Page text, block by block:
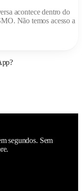
acontece dentro do
. Não temos acesso a
segundos. Sem